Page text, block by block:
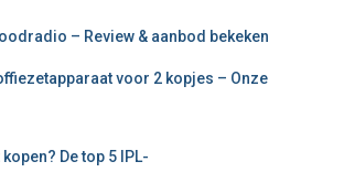
– Review & aanbod bekeken
voor 2 kopjes – Onze
kopen? De top 5 IPL-